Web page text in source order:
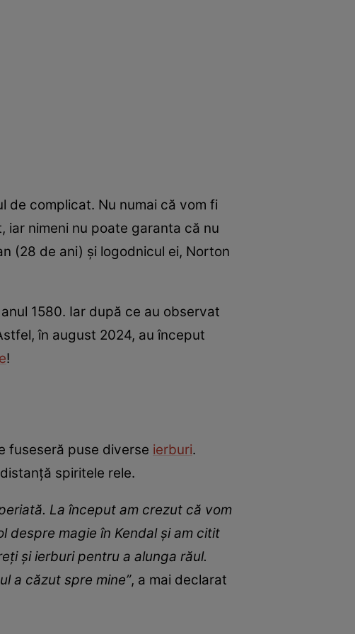
de complicat. Nu numai că vom fi
iar nimeni nu poate garanta că nu
(28 de ani) și logodnicul ei, Norton
1580. Iar după ce au observat
în august 2024, au început
!
fuseseră puse diverse ierburi.
spiritele rele.
La început am crezut că vom
despre magie în Kendal și am citit
și ierburi pentru a alunga răul.
a căzut spre mine”, a mai declarat